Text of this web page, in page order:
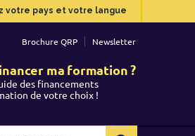
votre pays et votre langue
Brochure QRP Newsletter
ma formation ?
des financements
de votre choix !
votre pays et votre langue
Brochure QRP Newsletter
ma formation ?
des financements
de votre choix !